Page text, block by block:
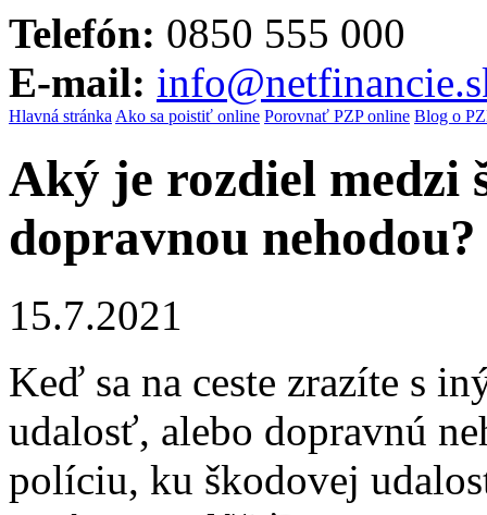
Telefón: 0850 555 000
E-mail:
Hlavná stránka Ako sa poistiť online Porovnať PZP online Blog o
Aký je rozdiel medzi
dopravnou nehodou?
15.7.2021
Keď sa na ceste zrazíte s
udalosť, alebo dopravnú
políciu, ku škodovej